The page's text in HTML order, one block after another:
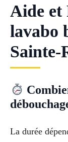
Aide et
lavabo
Sainte-
La durée